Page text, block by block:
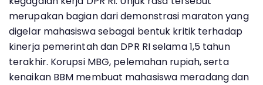
merupakan bagian dari demonstrasi maraton yang
digelar mahasiswa sebagai bentuk kritik terhadap
kinerja pemerintah dan DPR RI selama 1,5 tahun
terakhir. Korupsi MBG, pelemahan rupiah, serta
kenaikan BBM membuat mahasiswa meradang dan